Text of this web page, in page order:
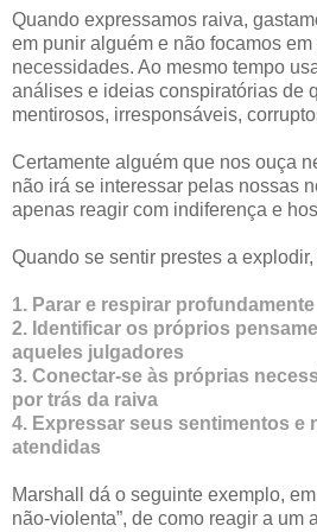
Quando expressamos raiva,
em punir alguém e não focamos
necessidades. Ao mesmo tempo
análises e ideias conspiratórias de
mentirosos, irresponsáveis,
Certamente alguém que nos ouça
não irá se interessar pelas nossas
apenas reagir com indiferença e
Quando se sentir prestes a
1. Parar e respirar profundamente
2. Identificar os próprios
aqueles julgadores
3. Conectar-se às próprias
por trás da raiva
4. Expressar seus sentimentos e
atendidas
Marshall dá o seguinte exemplo,
não-violenta”, de como reagir a um